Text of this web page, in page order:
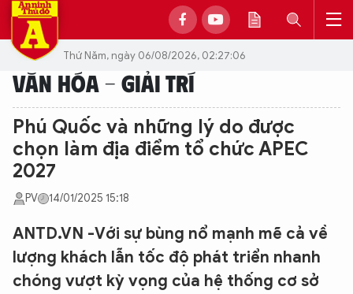
Thứ Năm, ngày 06/08/2026, 02:27:06
VĂN HÓA - GIẢI TRÍ
Phú Quốc và những lý do được
chọn làm địa điểm tổ chức APEC
2027
PV 14/01/2025 15:18
ANTD.VN -Với sự bùng nổ mạnh mẽ cả về
lượng khách lẫn tốc độ phát triển nhanh
chóng vượt kỳ vọng của hệ thống cơ sở